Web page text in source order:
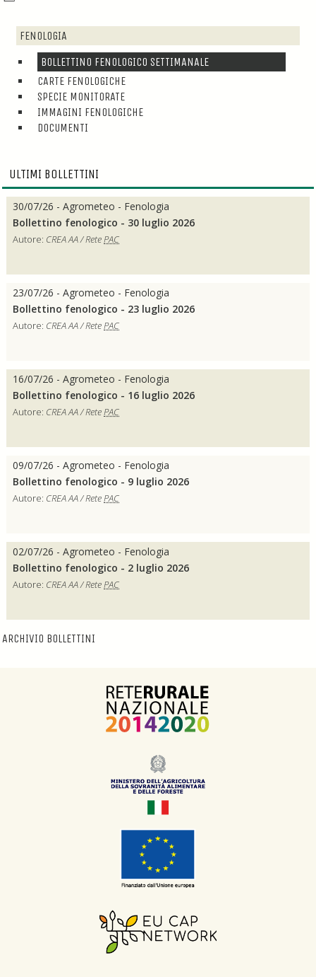
FENOLOGIA
BOLLETTINO FENOLOGICO SETTIMANALE
CARTE FENOLOGICHE
SPECIE MONITORATE
IMMAGINI FENOLOGICHE
DOCUMENTI
ULTIMI BOLLETTINI
30/07/26 - Agrometeo - Fenologia
Bollettino fenologico - 30 luglio 2026
Autore: CREA AA / RetePAC
23/07/26 - Agrometeo - Fenologia
Bollettino fenologico - 23 luglio 2026
Autore: CREA AA / RetePAC
16/07/26 - Agrometeo - Fenologia
Bollettino fenologico - 16 luglio 2026
Autore: CREA AA / RetePAC
09/07/26 - Agrometeo - Fenologia
Bollettino fenologico - 9 luglio 2026
Autore: CREA AA / RetePAC
02/07/26 - Agrometeo - Fenologia
Bollettino fenologico - 2 luglio 2026
Autore: CREA AA / RetePAC
ARCHIVIO BOLLETTINI